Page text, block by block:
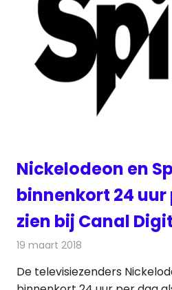
Nickelodeon en
binnenkort 24
zien bij Canal
19 maart 2018
De televisiezenders